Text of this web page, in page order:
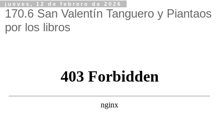
jueves, 12 de febrero de 2026
170.6 San Valentín Tanguero y Piantaos
por los libros